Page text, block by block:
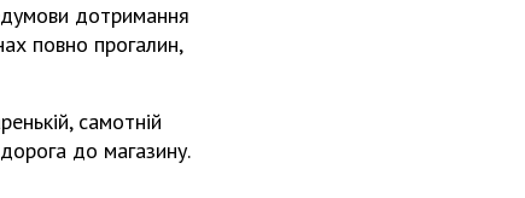
дотримання
повно прогалин,
самотній
до магазину.